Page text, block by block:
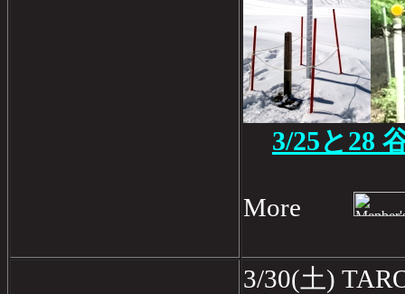
3/25と28
More
3/30(土)